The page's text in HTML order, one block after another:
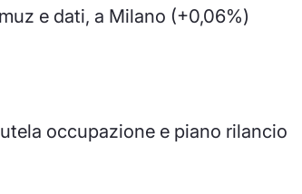
e dati, a Milano (+0,06%)
occupazione e piano rilancio